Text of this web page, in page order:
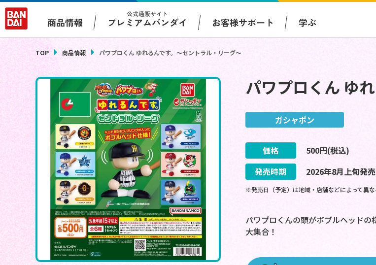
商品情報
公式通販サイト
プレミアムバンダイ お客様サポート 学ぶ
TOP 商品情報 パワプロくん ゆれるんです。～セントラル・リーグ～
パワプロくん ゆ
ガシャポン
価格 500円(税込)
発売時期
2026年8月上旬発売
※発売日（予定）は地域・店舗などによって異
パワプロくんの頭がボブルヘッド
大集合！